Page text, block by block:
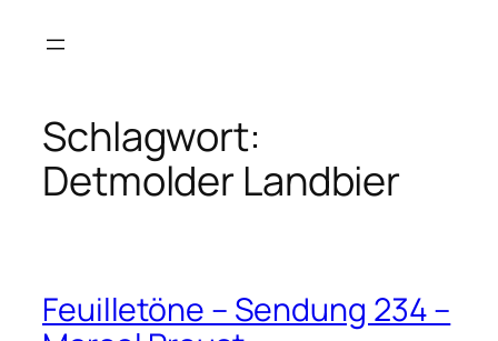
Inhalt
Schlagwort:
Detmolder Landbier
Feuilletöne – Sendung 234 –